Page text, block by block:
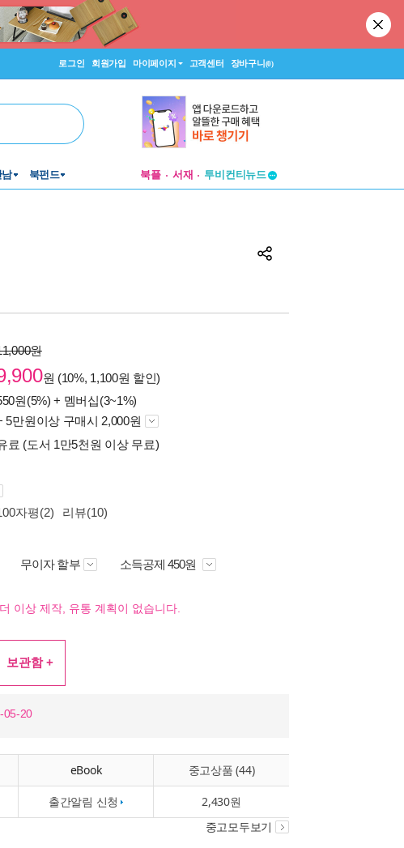
로그인 회원가입 마이페이지 고객센터 장바구니(0)
북펀드 북플 서재
투비컨티뉴드
원
원 (10%, 1,100원 할인)
원(5%) + 멤버십(3~1%)
5만원이상 구매시 2,000원
료 (도서 1만5천원 이상 무료)
자평(2) 리뷰(10)
무이자 할부 소득공제 450원
이상 제작, 유통 계획이 없습니다.
보관함 +
05-20
eBook 중고상품 (44)
출간알림 신청 2,430원
중고모두보기